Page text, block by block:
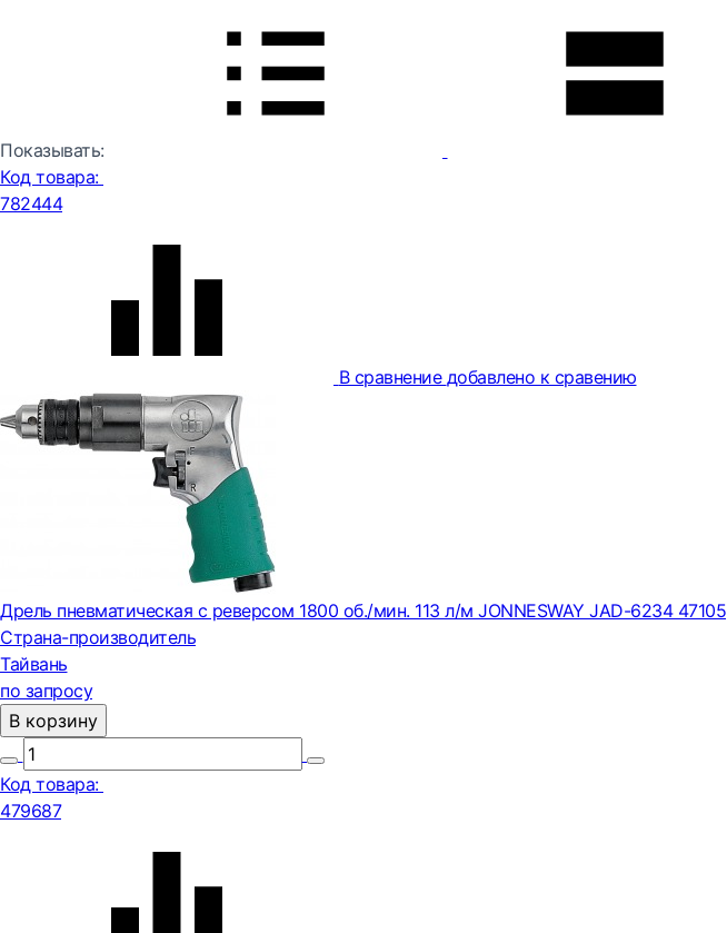
Показывать:
Код товара:
782444
В сравнение добавлено к сравению
Дрель пневматическая с реверсом 1800 об./мин. 113 л/м JONNESWAY JAD-6234 47105
Страна-производитель
Тайвань
по запросу
В корзину
Код товара:
479687